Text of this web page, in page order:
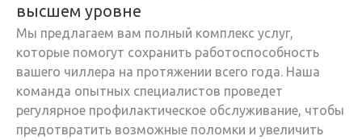
высшем уровне
Мы предлагаем вам полный комплекс услуг,
которые помогут сохранить работоспособность
вашего чиллера на протяжении всего года. Наша
команда опытных специалистов проведет
регулярное профилактическое обслуживание, чтобы
предотвратить возможные поломки и увеличить